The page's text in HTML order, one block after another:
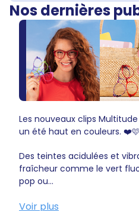
Nos dernières
Les nouveaux clips
un été haut en couleurs.
Des teintes acidulées et
fraîcheur comme le vert
pop ou...
Voir plus